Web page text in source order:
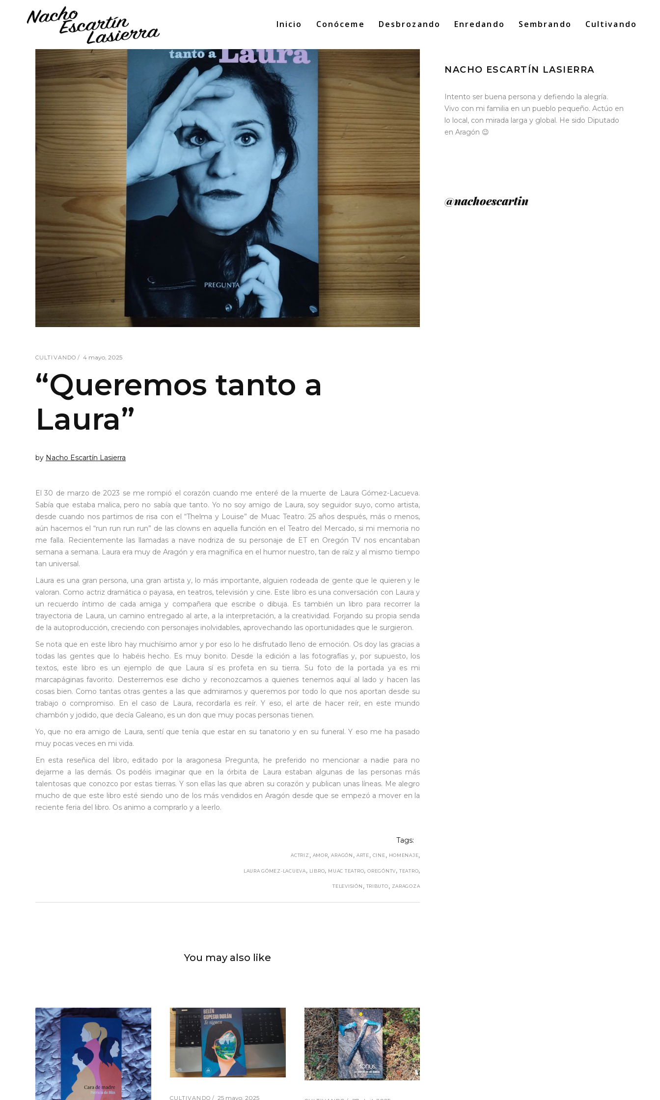
Inicio Conóceme Desbrozando Enredando Sembrando Cultivando
CULTIVANDO 4 mayo, 2025
“Queremos tanto a
Laura”
by Nacho Escartín Lasierra
El 30 de marzo de 2023 se me rompió el corazón cuando me enteré de la muerte de Laura Gómez-Lacueva.
Sabía que estaba malica, pero no sabía que tanto. Yo no soy amigo de Laura, soy seguidor suyo, como artista,
desde cuando nos partimos de risa con el “Thelma y Louise” de Muac Teatro. 25 años después, más o menos,
aún hacemos el “run run run run” de las clowns en aquella función en el Teatro del Mercado, si mi memoria no
me falla. Recientemente las llamadas a nave nodriza de su personaje de ET en Oregón TV nos encantaban
semana a semana. Laura era muy de Aragón y era magnífica en el humor nuestro, tan de raíz y al mismo tiempo
tan universal.
Laura es una gran persona, una gran artista y, lo más importante, alguien rodeada de gente que le quieren y le
valoran. Como actriz dramática o payasa, en teatros, televisión y cine. Este libro es una conversación con Laura y
un recuerdo íntimo de cada amiga y compañera que escribe o dibuja. Es también un libro para recorrer la
trayectoria de Laura, un camino entregado al arte, a la interpretación, a la creatividad. Forjando su propia senda
de la autoproducción, creciendo con personajes inolvidables, aprovechando las oportunidades que le surgieron.
Se nota que en este libro hay muchísimo amor y por eso lo he disfrutado lleno de emoción. Os doy las gracias a
todas las gentes que lo habéis hecho. Es muy bonito. Desde la edición a las fotografías y, por supuesto, los
textos, este libro es un ejemplo de que Laura sí es profeta en su tierra. Su foto de la portada ya es mi
marcapáginas favorito. Desterremos ese dicho y reconozcamos a quienes tenemos aquí al lado y hacen las
cosas bien. Como tantas otras gentes a las que admiramos y queremos por todo lo que nos aportan desde su
trabajo o compromiso. En el caso de Laura, recordarla es reír. Y eso, el arte de hacer reír, en este mundo
chambón y jodido, que decía Galeano, es un don que muy pocas personas tienen.
Yo, que no era amigo de Laura, sentí que tenía que estar en su tanatorio y en su funeral. Y eso me ha pasado
muy pocas veces en mi vida.
En esta reseñica del libro, editado por la aragonesa Pregunta, he preferido no mencionar a nadie para no
dejarme a las demás. Os podéis imaginar que en la órbita de Laura estaban algunas de las personas más
talentosas que conozco por estas tierras. Y son ellas las que abren su corazón y publican unas líneas. Me alegro
mucho de que este libro esté siendo uno de los más vendidos en Aragón desde que se empezó a mover en la
reciente feria del libro. Os animo a comprarlo y a leerlo.
Tags:
ACTRIZ , AMOR,ARAGÓN , ARTE, CINE, HOMENAJE,
LAURA GÓMEZ-LACUEVA, LIBRO, MUAC TEATRO,OREGÓNTV, TEATRO,
TELEVISIÓN , TRIBUTO, ZARAGOZA
You may also like
CULTIVANDO 25 mayo, 2025
Search
NACHO ESCARTÍN LASIERRA
Intento ser buena persona y defiendo la alegría.
Vivo con mi familia en un pueblo pequeño. Actúo en
lo local, con mirada larga y global. He sido Diputado
en Aragón 😉
@nachoescartin